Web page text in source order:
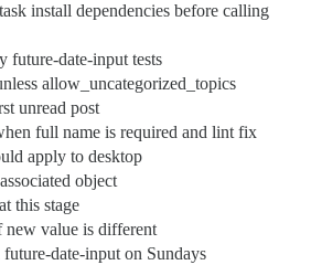
install dependencies before calling
future-date-input tests
allow_uncategorized_topics
unread post
full name is required and lint fix
apply to desktop
object
this stage
value is different
date-input on Sundays